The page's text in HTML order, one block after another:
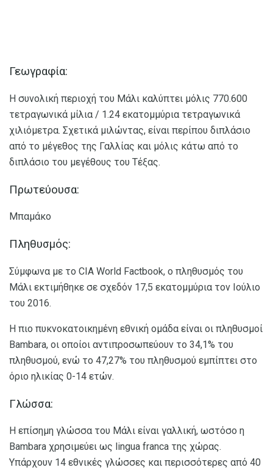
Γεωγραφία:
Η συνολική περιοχή του Μάλι καλύπτει μόλις 770.600
τετραγωνικά μίλια / 1.24 εκατομμύρια τετραγωνικά
χιλιόμετρα. Σχετικά μιλώντας, είναι περίπου διπλάσιο
από το μέγεθος της Γαλλίας και μόλις κάτω από το
διπλάσιο του μεγέθους του Τέξας.
Πρωτεύουσα:
Μπαμάκο
Πληθυσμός:
Σύμφωνα με το CIA World Factbook, ο πληθυσμός του
Μάλι εκτιμήθηκε σε σχεδόν 17,5 εκατομμύρια τον Ιούλιο
του 2016.
Η πιο πυκνοκατοικημένη εθνική ομάδα είναι οι πληθυσμοί
Bambara, οι οποίοι αντιπροσωπεύουν το 34,1% του
πληθυσμού, ενώ το 47,27% του πληθυσμού εμπίπτει στο
όριο ηλικίας 0-14 ετών.
Γλώσσα:
Η επίσημη γλώσσα του Μάλι είναι γαλλική, ωστόσο η
Bambara χρησιμεύει ως lingua franca της χώρας.
Υπάρχουν 14 εθνικές γλώσσες και περισσότερες από 40